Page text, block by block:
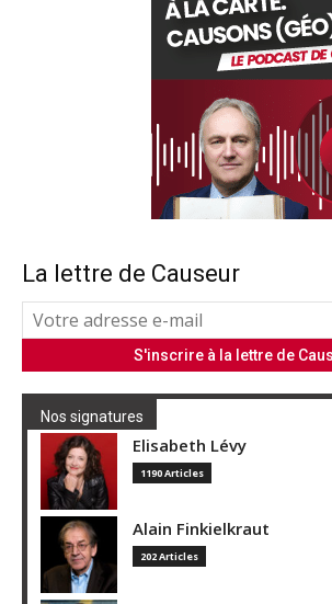
La lettre de Causeur
Nos signatures
Elisabeth Lévy
1190 Articles
Alain Finkielkraut
202 Articles